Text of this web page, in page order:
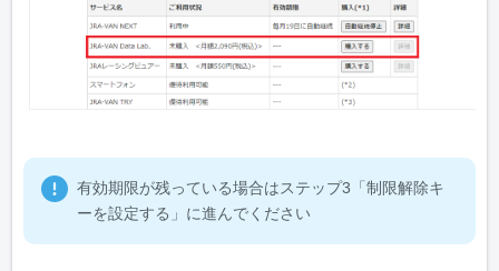
有効期限が残っている場合はステップ3「制限解除キ
ーを設定する」に進んでください